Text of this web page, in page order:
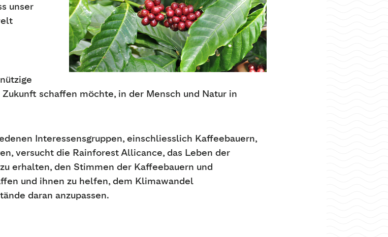
unser
schaffen möchte, in der Mensch und Natur in
Interessensgruppen, einschliesslich Kaffeebauern,
versucht die Rainforest Allicance, das Leben der
erhalten, den Stimmen der Kaffeebauern und
und ihnen zu helfen, dem Klimawandel
daran anzupassen.